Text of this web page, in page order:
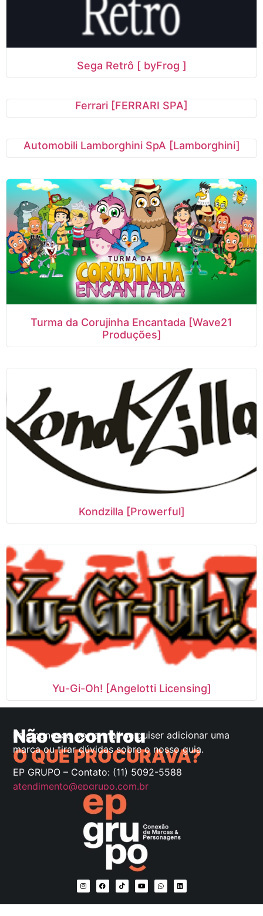
Sega Retrô [ byFrog ]
Ferrari [FERRARI SPA]
Automobili Lamborghini SpA [Lamborghini]
Turma da Corujinha Encantada [Wave21
Produções]
Kondzilla [Prowerful]
Yu-Gi-Oh! [Angelotti Licensing]
Não encontrou
O QUE PROCURAVA?
Fale conosco por e-mail se quiser adicionar uma
marca ou tirar dúvidas sobre o nosso guia.
EP GRUPO – Contato: (11) 5092-5588
atendimento@epgrupo.com.br